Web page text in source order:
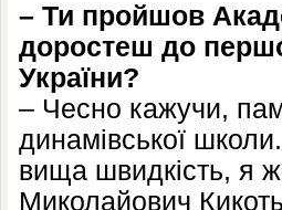
– Ти пройшов
доростеш до
України?
– Чесно кажучи,
динамівської
вища швидкість, я
Миколайович